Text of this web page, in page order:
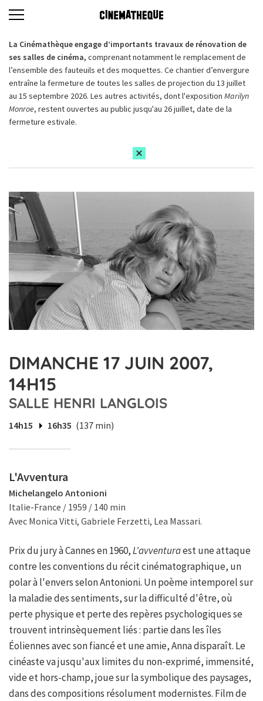
La Cinémathèque engage d’importants travaux de rénovation de
ses salles de cinéma, comprenant notamment le remplacement de
l’ensemble des fauteuils et des moquettes. Ce chantier d’envergure
entraîne la fermeture de toutes les salles de projection du 13 juillet
au 15 septembre 2026. Les autres activités, dont l'exposition Marilyn
Monroe, restent ouvertes au public jusqu'au 26 juillet, date de la
fermeture estivale.
DIMANCHE 17 JUIN 2007,
14H15
SALLE HENRI LANGLOIS
14h15 16h35 (137 min)
L'Avventura
Michelangelo Antonioni
Italie-France / 1959 / 140 min
Avec Monica Vitti, Gabriele Ferzetti, Lea Massari.
Prix du jury à Cannes en 1960,L'avventuraest une attaque
contre les conventions du récit cinématographique, un
polar à l'envers selon Antonioni. Un poème intemporel sur
la maladie des sentiments, sur la difficulté d'être, où
perte physique et perte des repères psychologiques se
trouvent intrinsèquement liés : partie dans les îles
Éoliennes avec son fiancé et une amie, Anna disparaît. Le
cinéaste va jusqu'aux limites du non-exprimé, immensité,
vide et hors-champ, joue sur la symbolique des paysages,
dans des compositions résolument modernistes. Film de